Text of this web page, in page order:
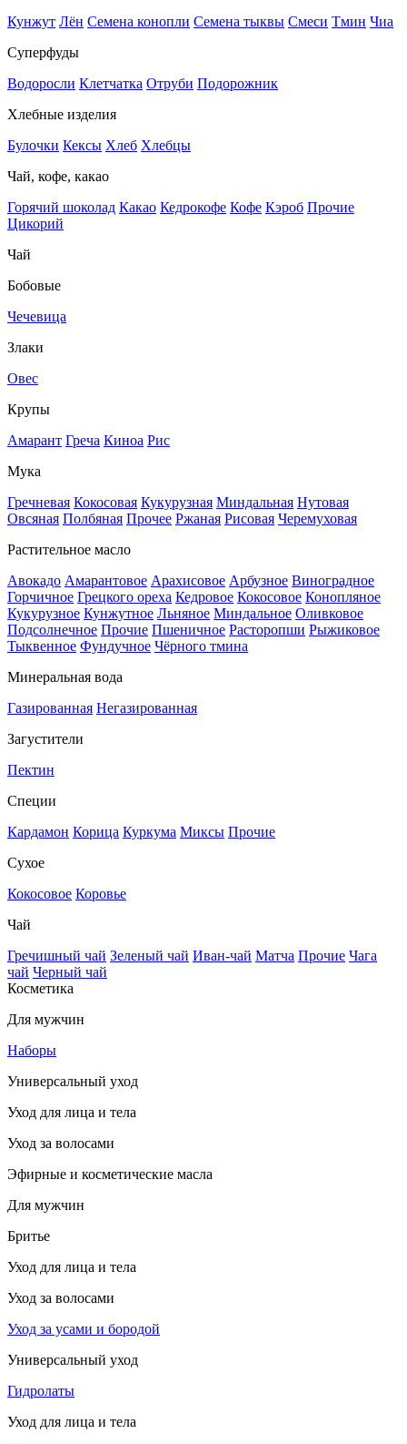
Кунжут Лён Семена конопли Семена тыквы Смеси Тмин Чиа
Суперфуды
Водоросли Клетчатка Отруби Подорожник
Хлебные изделия
Булочки Кексы Хлеб Хлебцы
Чай, кофе, какао
Горячий шоколад Какао Кедрокофе Кофе Кэроб Прочие
Цикорий
Чай
Бобовые
Чечевица
Злаки
Овес
Крупы
Амарант Греча Киноа Рис
Мука
Гречневая Кокосовая Кукурузная Миндальная Нутовая
Овсяная Полбяная Прочее Ржаная Рисовая Черемуховая
Растительное масло
Авокадо Амарантовое Арахисовое Арбузное Виноградное
Горчичное Грецкого ореха Кедровое Кокосовое Конопляное
Кукурузное Кунжутное Льняное Миндальное Оливковое
Подсолнечное Прочие Пшеничное Расторопши Рыжиковое
Тыквенное Фундучное Чёрного тмина
Минеральная вода
Газированная Негазированная
Загустители
Пектин
Специи
Кардамон Корица Куркума Миксы Прочие
Сухое
Кокосовое Коровье
Чай
Гречишный чай Зеленый чай Иван-чай Матча Прочие Чага
чай Черный чай
Косметика
Для мужчин
Наборы
Универсальный уход
Уход для лица и тела
Уход за волосами
Эфирные и косметические масла
Для мужчин
Бритье
Уход для лица и тела
Уход за волосами
Уход за усами и бородой
Универсальный уход
Гидролаты
Уход для лица и тела